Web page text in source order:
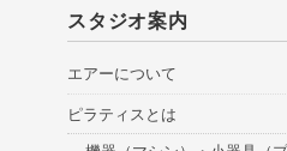
スタジオ案内
エアーについて
ピラティスとは